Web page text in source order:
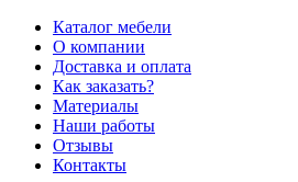
Каталог мебели
О компании
Доставка и оплата
Как заказать?
Материалы
Наши работы
Отзывы
Контакты